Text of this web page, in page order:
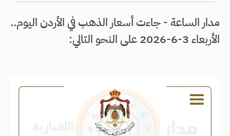
مدار الساعة - جاءت أسعار الذهب في الأردن اليوم..
الأربعاء 3-6-2026 على النحو التالي: